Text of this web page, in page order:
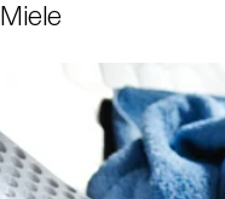
Miele